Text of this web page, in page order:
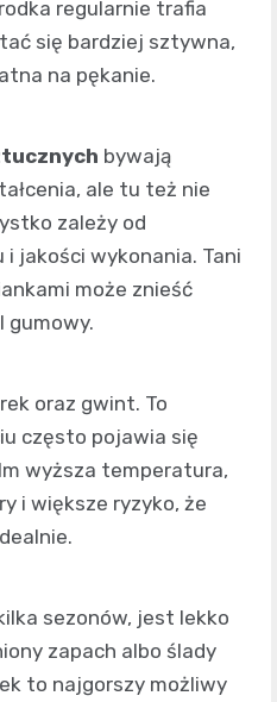
regularnie trafia
się bardziej sztywna,
na pękanie.
bywają
ale tu też nie
zależy od
jakości wykonania. Tani
może znieść
gumowy.
oraz gwint. To
często pojawia się
wyższa temperatura,
i większe ryzyko, że
sezonów, jest lekko
zapach albo ślady
to najgorszy możliwy